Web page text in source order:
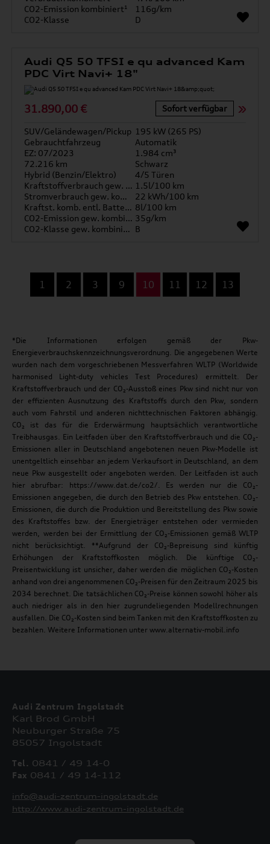
CO2-Emission kombiniert¹
116g/km
CO2-Klasse
D
Audi Q5 50 TFSI e qu advanced Kam
PDC Virt Navi+ 18"
31.890,00 € Sofort verfügbar
SUV/Geländewagen/Pickup 195 kW (265 PS)
Gebrauchtfahrzeug
Automatik
EZ: 07/2023
1.984 cm³
72.216 km
Schwarz
Hybrid (Benzin/Elektro)
4/5 Türen
Kraftstoffverbrauch gew. kombiniert 1.5l/100 km
Stromverbrauch gew. kombiniert
22 kWh/100 km
Kraftst. komb. entl. Batterie 8l/100 km
CO2-Emission gew. kombiniert 35g/km
CO2-Klasse gew. kombiniert B
1 2 3 9 10 11 12 13
*Die Informationen erfolgen gemäß der Pkw-
Energieverbrauchskennzeichnungsverordnung. Die angegebenen Werte
wurden nach dem vorgeschriebenen Messverfahren WLTP (Worldwide
harmonised Light-duty vehicles Test Procedures) ermittelt. Der
Kraftstoffverbrauch und der CO₂-Ausstoß eines Pkw sind nicht nur von
der effizienten Ausnutzung des Kraftstoffs durch den Pkw, sondern
auch vom Fahrstil und anderen nichttechnischen Faktoren abhängig.
CO₂ ist das für die Erderwärmung hauptsächlich verantwortliche
Treibhausgas. Ein Leitfaden über den Kraftstoffverbrauch und die CO₂-
Emissionen aller in Deutschland angebotenen neuen Pkw-Modelle ist
unentgeltlich einsehbar an jedem Verkaufsort in Deutschland, an dem
neue Pkw ausgestellt oder angeboten werden. Der Leitfaden ist auch
hier abrufbar: https://www.dat.de/co2/. Es werden nur die CO₂-
Emissionen angegeben, die durch den Betrieb des Pkw entstehen. CO₂-
Emissionen, die durch die Produktion und Bereitstellung des Pkw sowie
des Kraftstoffes bzw. der Energieträger entstehen oder vermieden
werden, werden bei der Ermittlung der CO₂-Emissionen gemäß WLTP
nicht berücksichtigt. **Aufgrund der CO₂-Bepreisung sind künftig
Erhöhungen der Kraftstoffkosten möglich. Die künftige CO₂-
Preisentwicklung ist unsicher, daher werden die möglichen CO₂-Kosten
anhand von drei angenommenen CO₂-Preisen für den Zeitraum 2025 bis
2034 berechnet. Die tatsächlichen CO₂-Preise können sowohl höher als
auch niedriger als in den hier zugrundeliegenden Modellrechnungen
ausfallen. Die CO₂-Kosten sind beim Tanken mit den Kraftstoffkosten zu
bezahlen. Weitere Informationen unter www.alternativ-mobil.info
Audi Zentrum Ingolstadt
Karl Brod GmbH
Neuburger Straße 75
85057 Ingolstadt
Tel. 0841 / 49 14-0
Fax 0841 / 49 14-112
info@audi-zentrum-ingolstadt.de
http://www.audi-zentrum-ingolstadt.de